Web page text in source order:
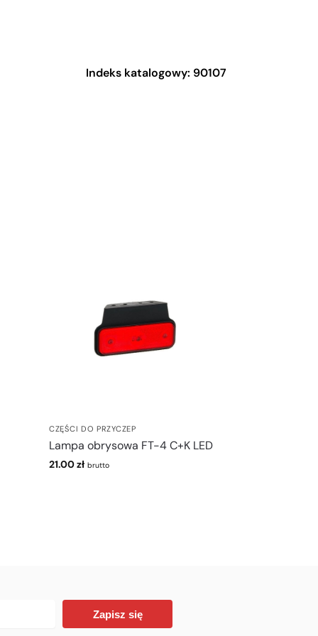
Indeks katalogowy: 90107
CZĘŚCI DO PRZYCZEP
Lampa obrysowa FT-4 C+K LED
21.00zł brutto
Zapisz się